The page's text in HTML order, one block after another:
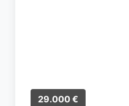
29.000 €